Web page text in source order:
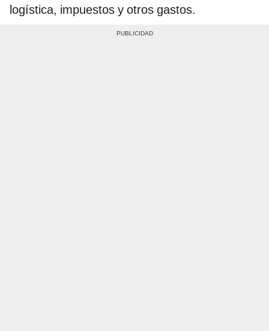
logística, impuestos y otros gastos.